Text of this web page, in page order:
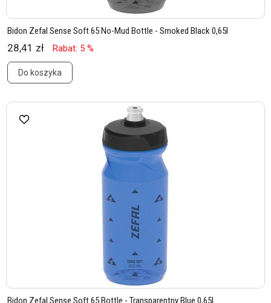
Bidon Zefal Sense Soft 65 No-Mud Bottle - Smoked Black 0,65l
28,41 zł Rabat: 5 %
Do koszyka
Bidon Zefal Sense Soft 65 Bottle - Transparentny Blue 0,65L